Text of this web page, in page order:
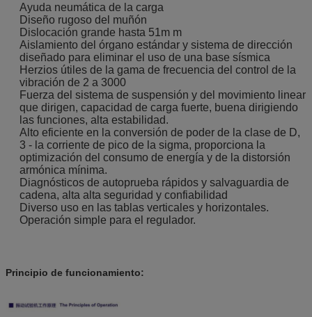
Ayuda neumática de la carga
Diseño rugoso del muñón
Dislocación grande hasta 51m m
Aislamiento del órgano estándar y sistema de dirección
diseñado para eliminar el uso de una base sísmica
Herzios útiles de la gama de frecuencia del control de la
vibración de 2 a 3000
Fuerza del sistema de suspensión y del movimiento linear
que dirigen, capacidad de carga fuerte, buena dirigiendo
las funciones, alta estabilidad.
Alto eficiente en la conversión de poder de la clase de D,
3 - la corriente de pico de la sigma, proporciona la
optimización del consumo de energía y de la distorsión
armónica mínima.
Diagnósticos de autoprueba rápidos y salvaguardia de
cadena, alta alta seguridad y confiabilidad
Diverso uso en las tablas verticales y horizontales.
Operación simple para el regulador.
Principio de funcionamiento: